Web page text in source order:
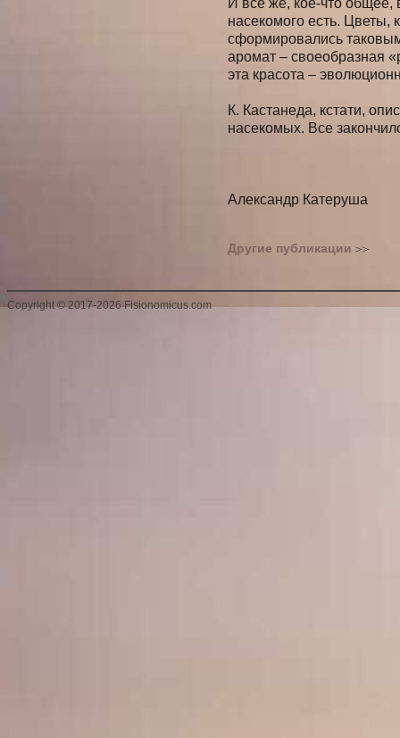
И все же, кое-что общее,
насекомого есть.
сформировались
аромат – своеобразная
эта красота –
К. Кастанеда, кстати,
насекомых. Все
Александр Катеруша
Другие публикации
Copyright©2017-2026 Fisionomicus.com